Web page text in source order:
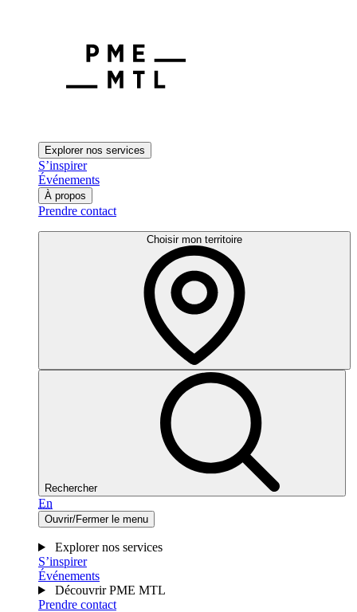
Explorer nos services
S’inspirer
Événements
À propos
Prendre contact
Choisir mon territoire
Rechercher
En
Ouvrir/Fermer le menu
Explorer nos services
S’inspirer
Événements
Découvrir PME MTL
Prendre contact